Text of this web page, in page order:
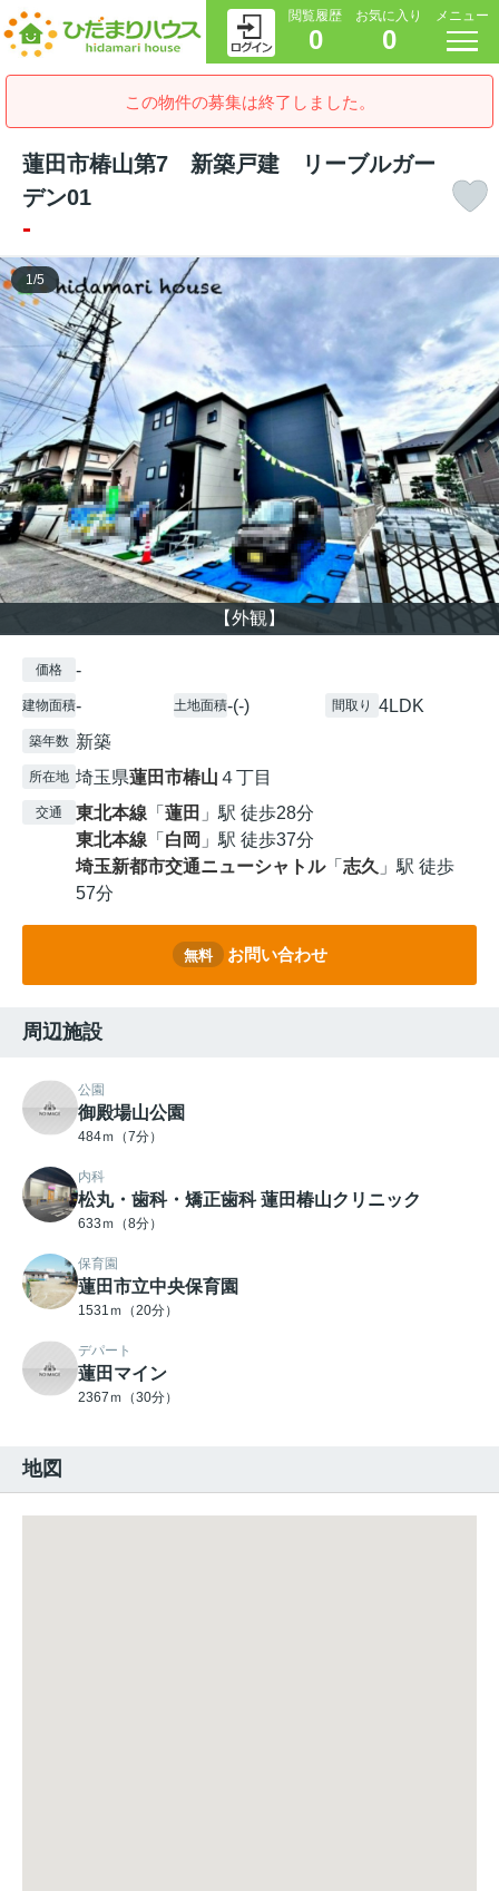
閲覧履歴
0
お気に入り
0
メニュー
この物件の募集は終了しました。
蓮田市椿山第7 新築戸建 リーブルガー
デン01
-
【外観】
1/5
価格 -
建物面積- 土地面積-(-) 間取り 4LDK
築年数 新築
所在地 埼玉県蓮田市椿山 ４丁目
交通 東北本線 「 蓮田 」駅 徒歩28分
東北本線 「 白岡 」駅 徒歩37分
埼玉新都市交通ニューシャトル「 志久 」駅 徒歩
57分
無料 お問い合わせ
周辺施設
公園
御殿場山公園
484ｍ（7分）
内科
松丸・歯科・矯正歯科 蓮田椿山クリニック
633ｍ（8分）
保育園
蓮田市立中央保育園
1531ｍ（20分）
デパート
蓮田マイン
2367ｍ（30分）
地図